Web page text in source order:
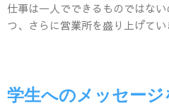
仕事は一人でできるものではな
つ、さらに営業所を盛り上げてい
学生へのメッセージ